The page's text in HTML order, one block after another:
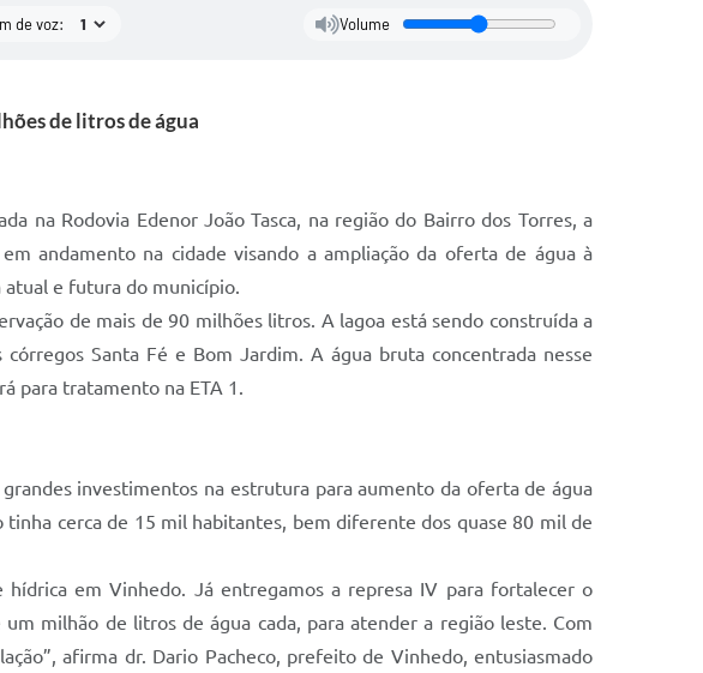
de voz: Volume
de litros de água
na Rodovia Edenor João Tasca, na região do Bairro dos Torres, a
andamento na cidade visando a ampliação da oferta de água à
atual e futura do município.
de mais de 90 milhões litros. A lagoa está sendo construída a
Santa Fé e Bom Jardim. A água bruta concentrada nesse
para tratamento na ETA 1.
investimentos na estrutura para aumento da oferta de água
cerca de 15 mil habitantes, bem diferente dos quase 80 mil de
hídrica em Vinhedo. Já entregamos a represa IV para fortalecer o
milhão de litros de água cada, para atender a região leste. Com
afirma dr. Dario Pacheco, prefeito de Vinhedo, entusiasmado